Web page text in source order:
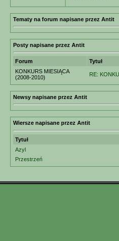
Tematy na forum napisane przez Antit
Posty napisane przez Antit
Forum Tytuł
KONKURS MIESIĄCA
(2008-2010)
RE:
Newsy napisane przez Antit
Wiersze napisane przez Antit
Tytuł
Azyl
Przestrzeń